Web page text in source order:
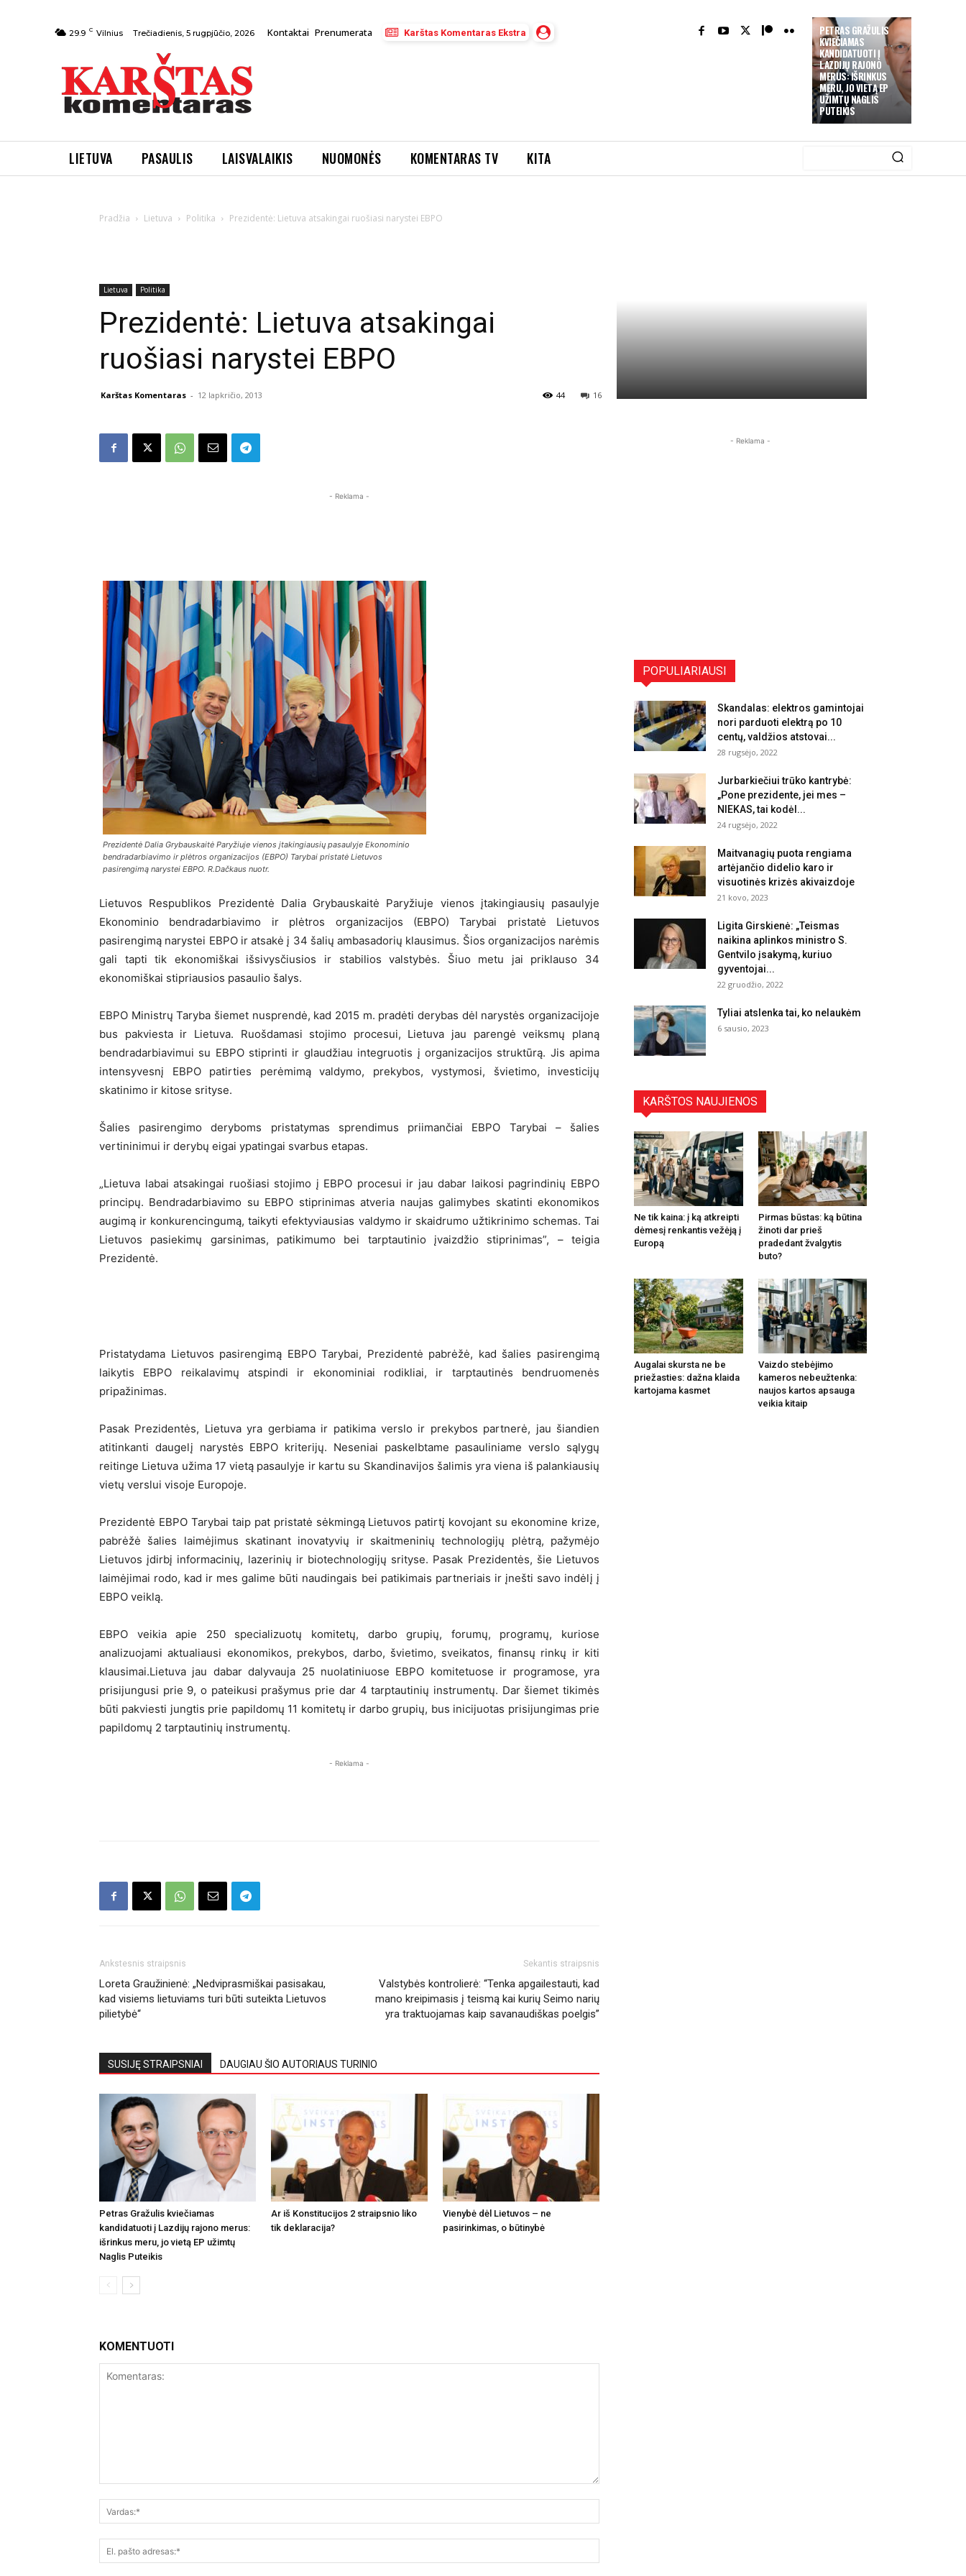
PETRAS GRAŽULIS
KVIEČIAMAS
KANDIDATUOTI Į
LAZDIJŲ RAJONO
MERUS: IŠRINKUS
MERU, JO VIETĄ EP
UŽIMTŲ NAGLIS
PUTEIKIS
29.9 C Vilnius Trečiadienis, 5 rugpjūčio, 2026 Kontaktai Prenumerata Karštas Komentaras Ekstra
LIETUVA PASAULIS LAISVALAIKIS NUOMONĖS KOMENTARAS TV KITA
Pradžia Lietuva Politika Prezidentė: Lietuva atsakingai ruošiasi narystei EBPO
Lietuva Politika
Prezidentė: Lietuva atsakingai
ruošiasi narystei EBPO
Karštas Komentaras - 12 lapkričio, 2013 16
44
- Reklama -
Prezidentė Dalia Grybauskaitė Paryžiuje vienos įtakingiausių pasaulyje Ekonominio
bendradarbiavimo ir plėtros organizacijos (EBPO) Tarybai pristatė Lietuvos
pasirengimą narystei EBPO. R.Dačkaus nuotr.
Lietuvos Respublikos Prezidentė Dalia Grybauskaitė Paryžiuje vienos įtakingiausių pasaulyje
Ekonominio bendradarbiavimo ir plėtros organizacijos (EBPO) Tarybai pristatė Lietuvos
pasirengimą narystei EBPO ir atsakė į 34 šalių ambasadorių klausimus. Šios organizacijos narėmis
gali tapti tik ekonomiškai išsivysčiusios ir stabilios valstybės. Šiuo metu jai priklauso 34
ekonomiškai stipriausios pasaulio šalys.
EBPO Ministrų Taryba šiemet nusprendė, kad 2015 m. pradėti derybas dėl narystės organizacijoje
bus pakviesta ir Lietuva. Ruošdamasi stojimo procesui, Lietuva jau parengė veiksmų planą
bendradarbiavimui su EBPO stiprinti ir glaudžiau integruotis į organizacijos struktūrą. Jis apima
intensyvesnį EBPO patirties perėmimą valdymo, prekybos, vystymosi, švietimo, investicijų
skatinimo ir kitose srityse.
Šalies pasirengimo deryboms pristatymas sprendimus priimančiai EBPO Tarybai – šalies
vertininimui ir derybų eigai ypatingai svarbus etapas.
„Lietuva labai atsakingai ruošiasi stojimo į EBPO procesui ir jau dabar laikosi pagrindinių EBPO
principų. Bendradarbiavimo su EBPO stiprinimas atveria naujas galimybes skatinti ekonomikos
augimą ir konkurencingumą, taikyti efektyviausias valdymo ir skaidrumo užtikrinimo schemas. Tai
Lietuvos pasiekimų garsinimas, patikimumo bei tarptautinio įvaizdžio stiprinimas”, – teigia
Prezidentė.
Pristatydama Lietuvos pasirengimą EBPO Tarybai, Prezidentė pabrėžė, kad šalies pasirengimą
laikytis EBPO reikalavimų atspindi ir ekonominiai rodikliai, ir tarptautinės bendruomenės
pripažinimas.
Pasak Prezidentės, Lietuva yra gerbiama ir patikima verslo ir prekybos partnerė, jau šiandien
atitinkanti daugelį narystės EBPO kriterijų. Neseniai paskelbtame pasauliniame verslo sąlygų
reitinge Lietuva užima 17 vietą pasaulyje ir kartu su Skandinavijos šalimis yra viena iš palankiausių
vietų verslui visoje Europoje.
Prezidentė EBPO Tarybai taip pat pristatė sėkmingą Lietuvos patirtį kovojant su ekonomine krize,
pabrėžė šalies laimėjimus skatinant inovatyvių ir skaitmeninių technologijų plėtrą, pažymėjo
Lietuvos įdirbį informacinių, lazerinių ir biotechnologijų srityse. Pasak Prezidentės, šie Lietuvos
laimėjimai rodo, kad ir mes galime būti naudingais bei patikimais partneriais ir įnešti savo indėlį į
EBPO veiklą.
EBPO veikia apie 250 specializuotų komitetų, darbo grupių, forumų, programų, kuriose
analizuojami aktualiausi ekonomikos, prekybos, darbo, švietimo, sveikatos, finansų rinkų ir kiti
klausimai.Lietuva jau dabar dalyvauja 25 nuolatiniuose EBPO komitetuose ir programose, yra
prisijungusi prie 9, o pateikusi prašymus prie dar 4 tarptautinių instrumentų. Dar šiemet tikimės
būti pakviesti jungtis prie papildomų 11 komitetų ir darbo grupių, bus inicijuotas prisijungimas prie
papildomų 2 tarptautinių instrumentų.
- Reklama -
Ankstesnis straipsnis
Loreta Graužinienė: „Nedviprasmiškai pasisakau,
kad visiems lietuviams turi būti suteikta Lietuvos
pilietybė“
Sekantis straipsnis
Valstybės kontrolierė: “Tenka apgailestauti, kad
mano kreipimasis į teismą kai kurių Seimo narių
yra traktuojamas kaip savanaudiškas poelgis”
SUSIJĘ STRAIPSNIAI DAUGIAU ŠIO AUTORIAUS TURINIO
Petras Gražulis kviečiamas
kandidatuoti į Lazdijų rajono merus:
išrinkus meru, jo vietą EP užimtų
Naglis Puteikis
Ar iš Konstitucijos 2 straipsnio liko
tik deklaracija?
Vienybė dėl Lietuvos – ne
pasirinkimas, o būtinybė
KOMENTUOTI
- Reklama -
POPULIARIAUSI
Skandalas: elektros gamintojai
nori parduoti elektrą po 10
centų, valdžios atstovai...
28 rugsėjo, 2022
Jurbarkiečiui trūko kantrybė:
„Pone prezidente, jei mes –
NIEKAS, tai kodėl...
24 rugsėjo, 2022
Maitvanagių puota rengiama
artėjančio didelio karo ir
visuotinės krizės akivaizdoje
21 kovo, 2023
Ligita Girskienė: „Teismas
naikina aplinkos ministro S.
Gentvilo įsakymą, kuriuo
gyventojai...
22 gruodžio, 2022
Tyliai atslenka tai, ko nelaukėm
6 sausio, 2023
KARŠTOS NAUJIENOS
Ne tik kaina: į ką atkreipti
dėmesį renkantis vežėją į
Europą
Pirmas būstas: ką būtina
žinoti dar prieš
pradedant žvalgytis
buto?
Augalai skursta ne be
priežasties: dažna klaida
kartojama kasmet
Vaizdo stebėjimo
kameros nebeužtenka:
naujos kartos apsauga
veikia kitaip